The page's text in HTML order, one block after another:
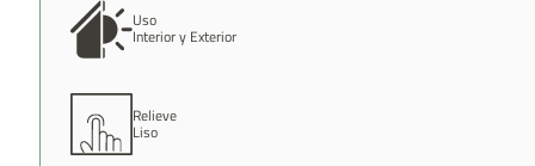
Uso
Interior y Exterior
Relieve
Liso